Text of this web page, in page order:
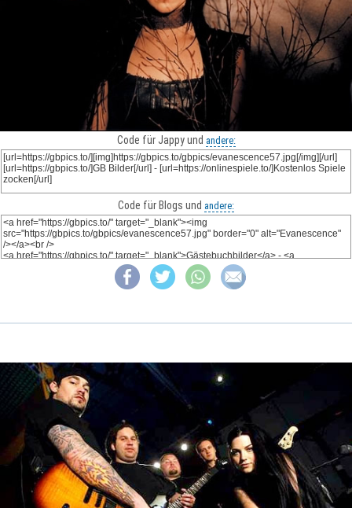
Code für Jappy und andere:
Code für Blogs und andere: